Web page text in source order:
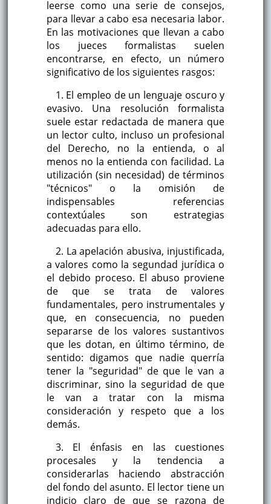
leerse como una serie de consejos,
para llevar a cabo esa necesaria labor.
En las motivaciones que llevan a cabo
los jueces formalistas suelen
encontrarse, en efecto, un número
significativo de los siguientes rasgos:
1. El empleo de un lenguaje oscuro y
evasivo. Una resolución formalista
suele estar redactada de manera que
un lector culto, incluso un profesional
del Derecho, no la entienda, o al
menos no la entienda con facilidad. La
utilización (sin necesidad) de términos
"técnicos" o la omisión de
indispensables referencias
contextúales son estrategias
adecuadas para ello.
2. La apelación abusiva, injustificada,
a valores como la segundad jurídica o
el debido proceso. El abuso proviene
de que se trata de valores
fundamentales, pero instrumentales y
que, en consecuencia, no pueden
separarse de los valores sustantivos
que les dotan, en último término, de
sentido: digamos que nadie querría
tener la "seguridad" de que le van a
discriminar, sino la seguridad de que
le van a tratar con la misma
consideración y respeto que a los
demás.
3. El énfasis en las cuestiones
procesales y la tendencia a
considerarlas haciendo abstracción
del fondo del asunto. El lector tiene un
indicio claro de que se razona de